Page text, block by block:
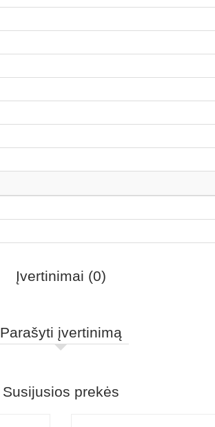
Įvertinimai (0)
Parašyti įvertinimą
Susijusios prekės